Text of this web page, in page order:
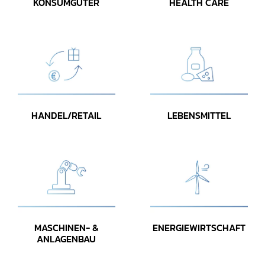
HANDEL/RETAIL LEBENSMITTEL
MASCHINEN- &
ANLAGENBAU
ENERGIEWIRTSCHAFT